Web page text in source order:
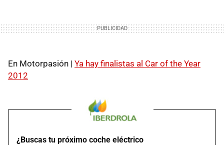
En Motorpasión | Ya hay finalistas al Car of the Year
2012
¿Buscas tu próximo coche eléctrico